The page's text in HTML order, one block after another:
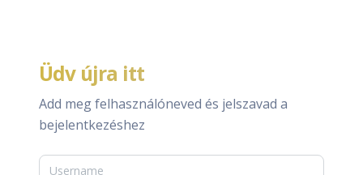
Üdv újra itt
Add meg felhasználóneved és jelszavad a
bejelentkezéshez